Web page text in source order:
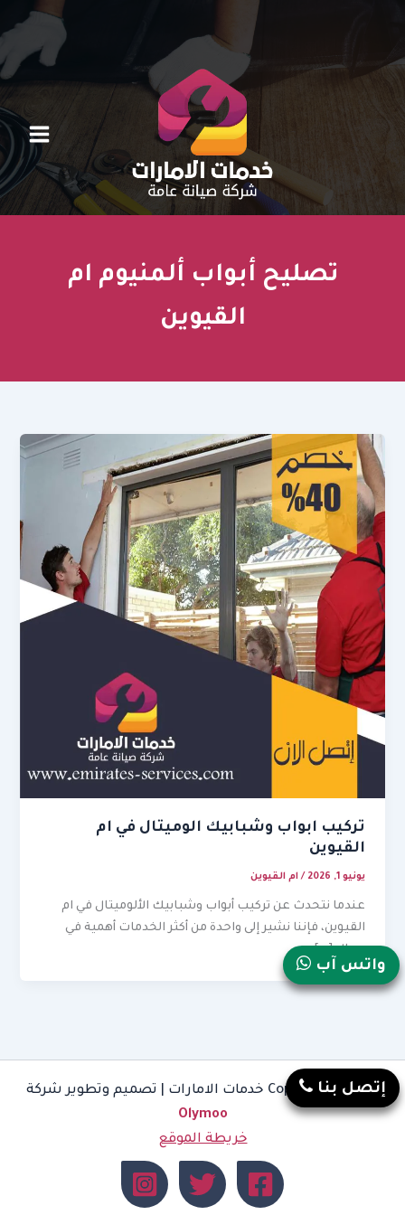
تصليح أبواب ألمنيوم ام
القيوين
تركيب ابواب وشبابيك الوميتال في ام
القيوين
يونيو 1, 2026 /ام القيوين
عندما نتحدث عن تركيب أبواب وشبابيك الألوميتال في ام
القيوين، فإننا نشير إلى واحدة من أكثر الخدمات أهمية في
مجال […]
Copyright © 2026 خدمات الامارات | تصميم وتطوير شركة
Olymoo
خريطة الموقع
واتس آب
إتصل بنا